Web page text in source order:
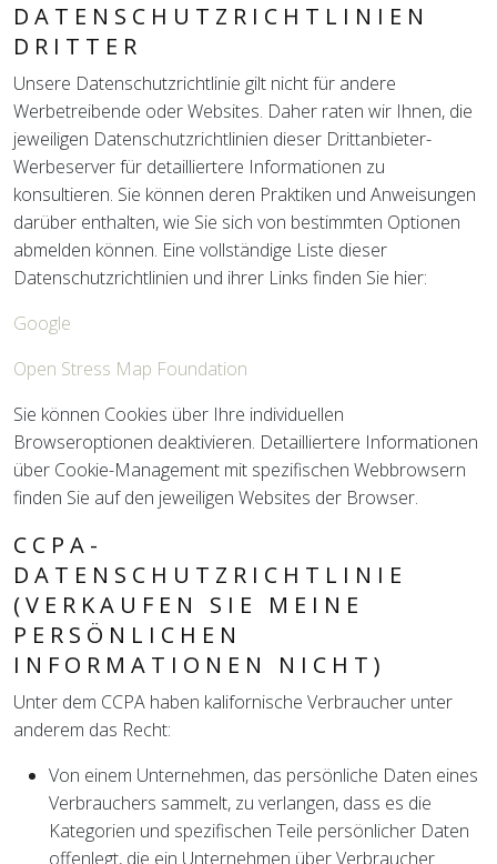
DATENSCHUTZRICHTLINIEN
DRITTER
Unsere Datenschutzrichtlinie gilt nicht für andere
Werbetreibende oder Websites. Daher raten wir Ihnen, die
jeweiligen Datenschutzrichtlinien dieser Drittanbieter-
Werbeserver für detailliertere Informationen zu
konsultieren. Sie können deren Praktiken und Anweisungen
darüber enthalten, wie Sie sich von bestimmten Optionen
abmelden können. Eine vollständige Liste dieser
Datenschutzrichtlinien und ihrer Links finden Sie hier:
Google
Open Stress Map Foundation
Sie können Cookies über Ihre individuellen
Browseroptionen deaktivieren. Detailliertere Informationen
über Cookie-Management mit spezifischen Webbrowsern
finden Sie auf den jeweiligen Websites der Browser.
CCPA-
DATENSCHUTZRICHTLINIE
(VERKAUFEN SIE MEINE
PERSÖNLICHEN
INFORMATIONEN NICHT)
Unter dem CCPA haben kalifornische Verbraucher unter
anderem das Recht:
Von einem Unternehmen, das persönliche Daten eines
Verbrauchers sammelt, zu verlangen, dass es die
Kategorien und spezifischen Teile persönlicher Daten
offenlegt, die ein Unternehmen über Verbraucher